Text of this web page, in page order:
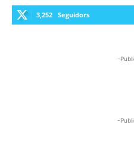
3,252 Seguidors
-
-